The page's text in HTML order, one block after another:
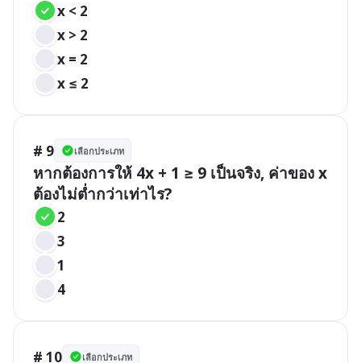
x < 2
x > 2
x = 2
x ≤ 2
# 9 เลือกประเภท
หากต้องการให้ 4x + 1 ≥ 9 เป็นจริง, ค่าของ x
ต้องไม่ต่ำกว่าเท่าไร?
2
3
1
4
# 10 เลือกประเภท